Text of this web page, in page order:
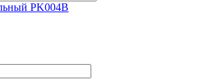
PK004B